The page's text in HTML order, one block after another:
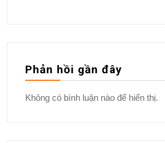
Phản hồi gần đây
Không có bình luận nào để hiển thị.